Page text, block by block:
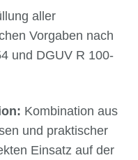
aller
Vorgaben nach
und DGUV R 100-
Kombination aus
und praktischer
Einsatz auf der